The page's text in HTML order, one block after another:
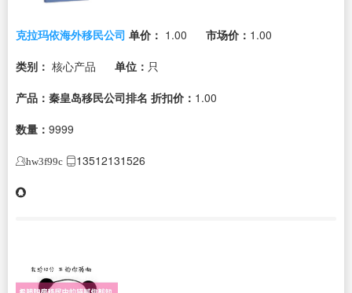
克拉玛依海外移民公司 单价： 1.00 市场价： 1.00
类别： 核心产品 单位： 只
产品：秦皇岛移民公司排名 折扣价： 1.00
数量： 9999
hw3f99c 13512131526